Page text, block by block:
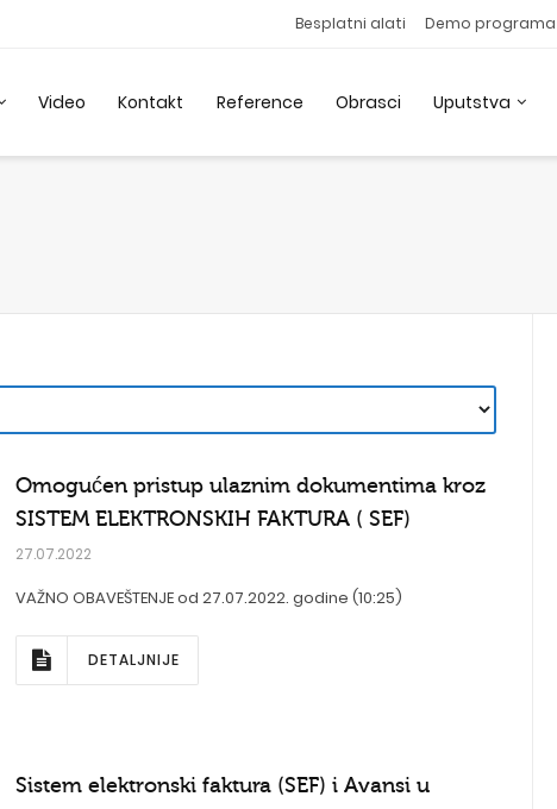
Besplatni alati Demo programa
Video Kontakt Reference Obrasci Uputstva
Omogućen pristup ulaznim dokumentima kroz
SISTEM ELEKTRONSKIH FAKTURA ( SEF)
27.07.2022
VAŽNO OBAVEŠTENJE od 27.07.2022. godine (10:25)
DETALJNIJE
Sistem elektronski faktura (SEF) i Avansi u